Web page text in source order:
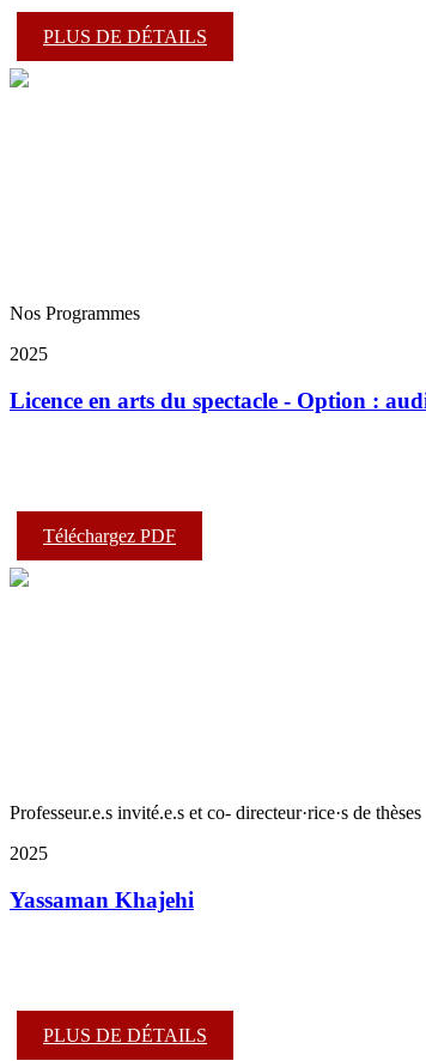
PLUS DE DÉTAILS
Nos Programmes
2025
Licence en arts du spectacle - Option :
Téléchargez PDF
Professeur.e.s invité.e.s et co- directeur·rice·s de thèses
2025
Yassaman Khajehi
PLUS DE DÉTAILS